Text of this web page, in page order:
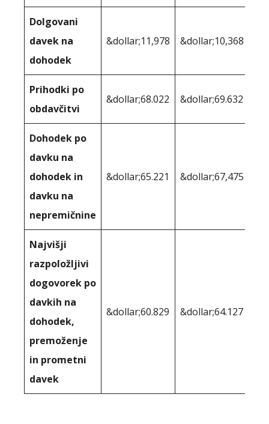
Dolgovani
davek na
dohodek
&dollar;11,978 &dollar;10,368
Prihodki po
obdavčitvi
&dollar;68.022 &dollar;69.632
Dohodek po
davku na
dohodek in
davku na
nepremičnine
&dollar;65.221 &dollar;67,475
Najvišji
razpoložljivi
dogovorek po
davkih na
dohodek,
premoženje
in prometni
davek
&dollar;60.829 &dollar;64.127